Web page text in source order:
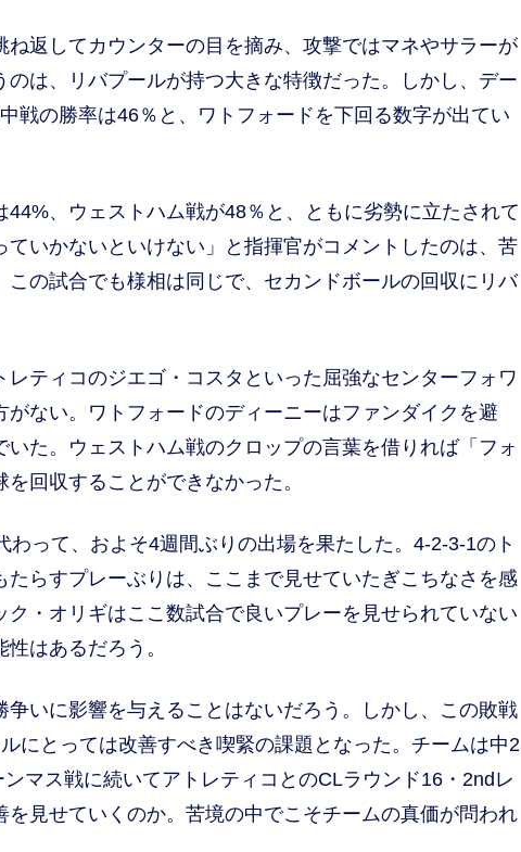
返してカウンターの目を摘み、攻撃ではマネやサラーが
は、リバプールが持つ大きな特徴だった。しかし、デー
戦の勝率は46％と、ワトフォードを下回る数字が出てい
、ウェストハム戦が48％と、ともに劣勢に立たされて
いかないといけない」と指揮官がコメントしたのは、苦
の試合でも様相は同じで、セカンドボールの回収にリバ
ティコのジエゴ・コスタといった屈強なセンターフォワ
ない。ワトフォードのディーニーはファンダイクを避
た。ウェストハム戦のクロップの言葉を借りれば「フォ
回収することができなかった。
って、およそ4週間ぶりの出場を果たした。4-2-3-1のト
らすプレーぶりは、ここまで見せていたぎこちなさを感
・オリギはここ数試合で良いプレーを見せられていない
はあるだろう。
いに影響を与えることはないだろう。しかし、この敗戦
にとっては改善すべき喫緊の課題となった。チームは中2
マス戦に続いてアトレティコとのCLラウンド16・2ndレ
見せていくのか。苦境の中でこそチームの真価が問われ